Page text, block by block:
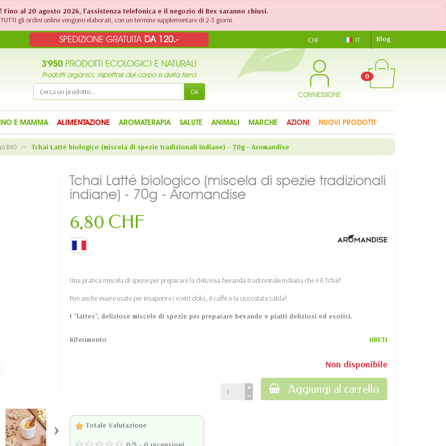
Fino al 20 agosto 2026, l'assistenza telefonica e il negozio di Bex saranno chiusi.
gli ordini online vengono elaborati, con un termine supplementare di 2-3 giorni.
SPEDIZIONE GRATUITA DA 120.- CHF IT Blog
3'950 PRODOTTI ECOLOGICI E NATURALI
Prodotti organici, rispettosi del corpo e della terra
OK CONNESSIONE
0
E MAMMA ALIMENTAZIONE AROMATERAPIA SALUTE ANIMALI MARCHE AZIONI NUOVI PRODOTTI
BIO Tchai Latté biologico (miscela di spezie tradizionali indiane) - 70g - Aromandise
›
Tchai Latté biologico (miscela di spezie tradizionali
indiane) - 70g - Aromandise
6,80 CHF
Una pratica miscela di spezie per preparare la deliziosa bevanda tradizionale indiana che è il Tchaï!
Può anche essere usato per insaporire i vostri dolci, il caffè o la cioccolata calda!
I "lattes", deliziose miscele di spezie per preparare bevande e piatti deliziosi ed esotici.
Riferimento HBE31
Non disponibile
Aggiungi al carrello
Totale Valutazione: